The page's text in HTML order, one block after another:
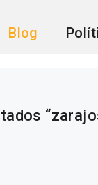
Blog